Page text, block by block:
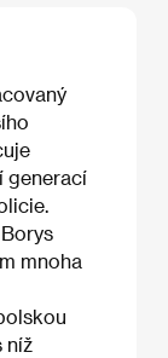
generací
mnoha
níž